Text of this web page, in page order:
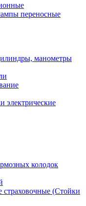
переносные
манометры
электрические
колодок
страховочные (Стойки